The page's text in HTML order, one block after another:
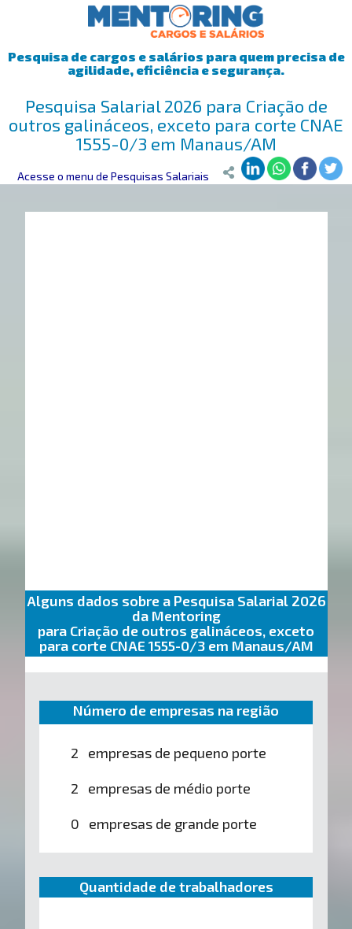
Pesquisa de cargos e salários para quem precisa de
agilidade, eficiência e segurança.
Pesquisa Salarial 2026 para Criação de
outros galináceos, exceto para corte CNAE
1555-0/3 em Manaus/AM
Mentoring>Pesquisa Salarial>Manaus/AM >Criação de outros
Acesse o menu de Pesquisas Salariais
Alguns dados sobre a Pesquisa Salarial 2026
da Mentoring
para Criação de outros galináceos, exceto
para corte CNAE 1555-0/3 em Manaus/AM
Número de empresas na região
2 empresas de pequeno porte
2 empresas de médio porte
0 empresas de grande porte
Quantidade de trabalhadores